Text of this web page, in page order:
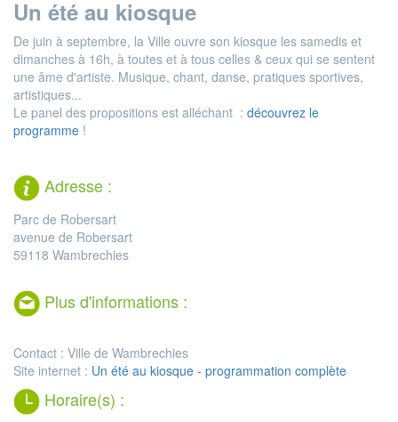
Un été au kiosque
De juin à septembre, la Ville ouvre son kiosque les samedis et
dimanches à 16h, à toutes et à tous celles & ceux qui se sentent
une âme d'artiste. Musique, chant, danse, pratiques sportives,
artistiques...
Le panel des propositions est alléchant : découvrez le
programme !
Adresse :
Parc de Robersart
avenue de Robersart
59118 Wambrechies
Plus d'informations :
Contact : Ville de Wambrechies
Site internet : Un été au kiosque - programmation complète
Horaire(s) :